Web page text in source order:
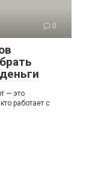
0
— это
работает с